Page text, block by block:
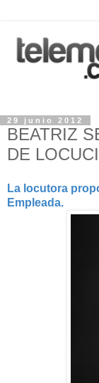
29 junio 2012
BEATRIZ
DE
La locutora
Empleada.